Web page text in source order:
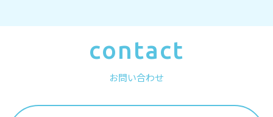
contact
お問い合わせ